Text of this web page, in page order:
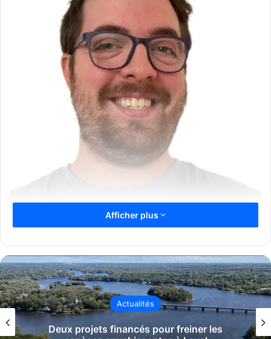
Ludovic Fortin Turmel chroniqueur culturel Source
Les plus férus de littérature classique parmi mes
premières lectrices et mes premiers
lecteurs auront rapidement reconnu dans le titre de ma
chronique inaugurale un clin d’œil
à la fameuse Recherche du temps perdu de l’écrivain
français Marcel Proust (1871-1922).
Afficher plus
Actualités
Une année chargée au Carrefour jeunesse-
emploi de Laval conclue par cinq prix coup